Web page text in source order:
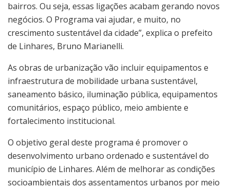
bairros. Ou seja, essas ligações acabam gerando novos
negócios. O Programa vai ajudar, e muito, no
crescimento sustentável da cidade”, explica o prefeito
de Linhares, Bruno Marianelli.
As obras de urbanização vão incluir equipamentos e
infraestrutura de mobilidade urbana sustentável,
saneamento básico, iluminação pública, equipamentos
comunitários, espaço público, meio ambiente e
fortalecimento institucional.
O objetivo geral deste programa é promover o
desenvolvimento urbano ordenado e sustentável do
município de Linhares. Além de melhorar as condições
socioambientais dos assentamentos urbanos por meio